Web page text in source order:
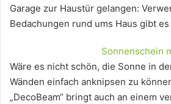
Garage zur Haustür gelangen:
Bedachungen rund ums Haus gibt
Sonnenschein
Wäre es nicht schön, die Sonne in
Wänden einfach anknipsen zu
„DecoBeam“ bringt auch an einem